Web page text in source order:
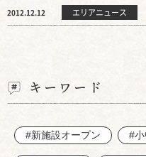
2012.12.12 エリアニュース
キーワード
#新施設オープン #